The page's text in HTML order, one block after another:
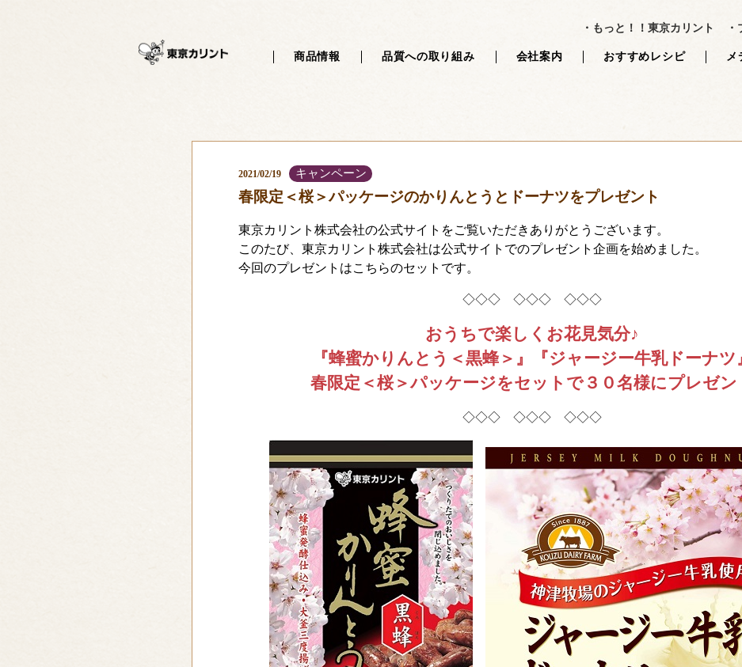
・もっと！！東京カリント
商品情報 品質への取り組み 会社案内 おすすめレシピ メ
2021/02/19 キャンペーン
春限定＜桜＞パッケージのかりんとうとドーナツをプレゼント
東京カリント株式会社の公式サイトをご覧いただきありがとうございます。
このたび、東京カリント株式会社は公式サイトでのプレゼント企画を始めました。
今回のプレゼントはこちらのセットです。
◇◇◇ ◇◇◇ ◇◇◇
おうちで楽しくお花見気分♪
『蜂蜜かりんとう＜黒蜂＞』『ジャージー牛乳ドーナツ
春限定＜桜＞パッケージをセットで３０名様にプレゼン
◇◇◇ ◇◇◇ ◇◇◇